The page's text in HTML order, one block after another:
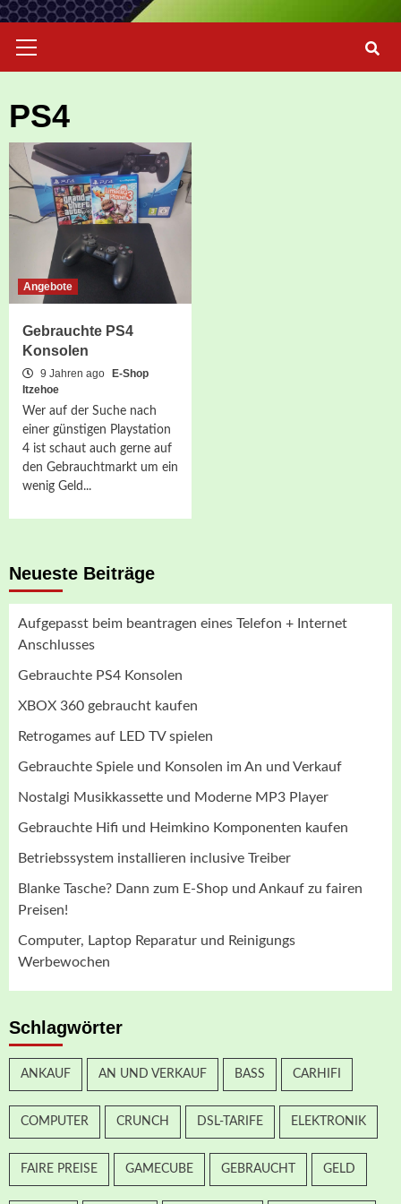
Menu
PS4
Angebote
Gebrauchte PS4
Konsolen
9 Jahren ago
E-Shop
Itzehoe
Wer auf der Suche nach
einer günstigen Playstation
4 ist schaut auch gerne auf
den Gebrauchtmarkt um ein
wenig Geld...
Neueste Beiträge
Aufgepasst beim beantragen eines Telefon + Internet
Anschlusses
Gebrauchte PS4 Konsolen
XBOX 360 gebraucht kaufen
Retrogames auf LED TV spielen
Gebrauchte Spiele und Konsolen im An und Verkauf
Nostalgi Musikkassette und Moderne MP3 Player
Gebrauchte Hifi und Heimkino Komponenten kaufen
Betriebssystem installieren inclusive Treiber
Blanke Tasche? Dann zum E-Shop und Ankauf zu fairen
Preisen!
Computer, Laptop Reparatur und Reinigungs
Werbewochen
Schlagwörter
ANKAUF AN UND VERKAUF BASS CARHIFI
COMPUTER CRUNCH DSL-TARIFE ELEKTRONIK
FAIRE PREISE GAMECUBE GEBRAUCHT GELD